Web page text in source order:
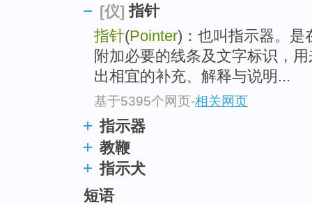
[仪] 指针
指针(Pointer)：也叫指示器。是
附加必要的线条及文字标识，
出相宜的补充、解释与说明...
基于5395个网页-相关网页
指示器
教鞭
指示犬
短语